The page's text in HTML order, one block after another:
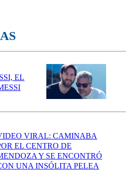
EL
VIRAL: CAMINABA
EL CENTRO DE
Y SE ENCONTRÓ
UNA INSÓLITA PELEA